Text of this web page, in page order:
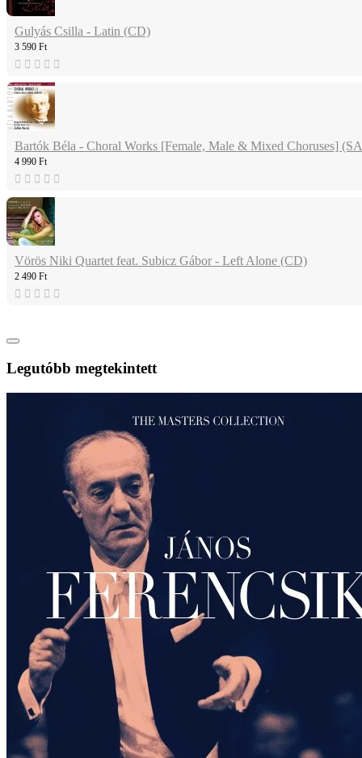
Gulyás Csilla - Latin (CD)
3 590 Ft
Bartók Béla - Choral Works [Female, Male & Mixed Choruses]
4 990 Ft
Vörös Niki Quartet feat. Subicz Gábor - Left Alone (CD)
2 490 Ft
Legutóbb megtekintett